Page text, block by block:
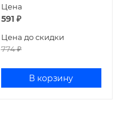
Цена
591₽
Цена до скидки
774₽
В корзину